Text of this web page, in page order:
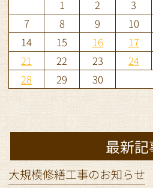
1 2 3
7
8 9 10
14
15 16 17
21
22 23 24
28
29 30
最新記
大規模修繕工事のお知らせ